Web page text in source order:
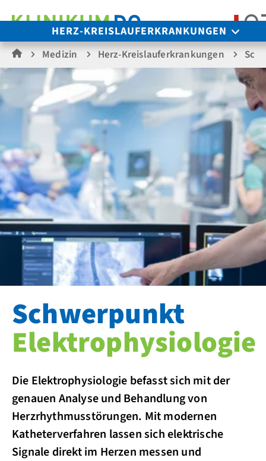
HERZ-KREISLAUFERKRANKUNGEN
Medizin Herz-Kreislauferkrankungen
Schwerpunkt
Elektrophysiologie
Die Elektrophysiologie befasst sich mit der
genauen Analyse und Behandlung von
Herzrhythmusstörungen. Mit modernen
Katheterverfahren lassen sich elektrische
Signale direkt im Herzen messen und